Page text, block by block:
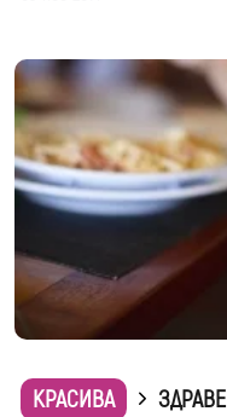
КРАСИВА
ЗДРАВЕ